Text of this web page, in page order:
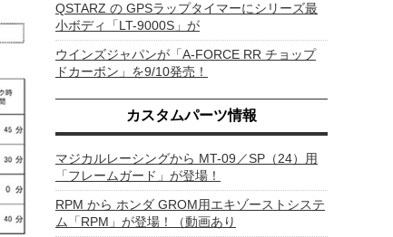
QSTARZ の GPSラップタイマーにシリーズ最
小ボディ「LT-9000S」が
ウインズジャパンが「A-FORCE RR チョップ
ドカーボン」を9/10発売！
カスタムパーツ情報
マジカルレーシングから MT-09／SP（24）用
「フレームガード」が登場！
RPM から ホンダ GROM用エキゾーストシステ
ム「RPM」が登場！（動画あり